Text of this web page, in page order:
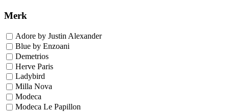
Merk
Adore by Justin Alexander
Blue by Enzoani
Demetrios
Herve Paris
Ladybird
Milla Nova
Modeca
Modeca Le Papillon